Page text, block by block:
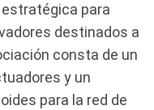
para
destinados a
consta de un
y un
para la red de